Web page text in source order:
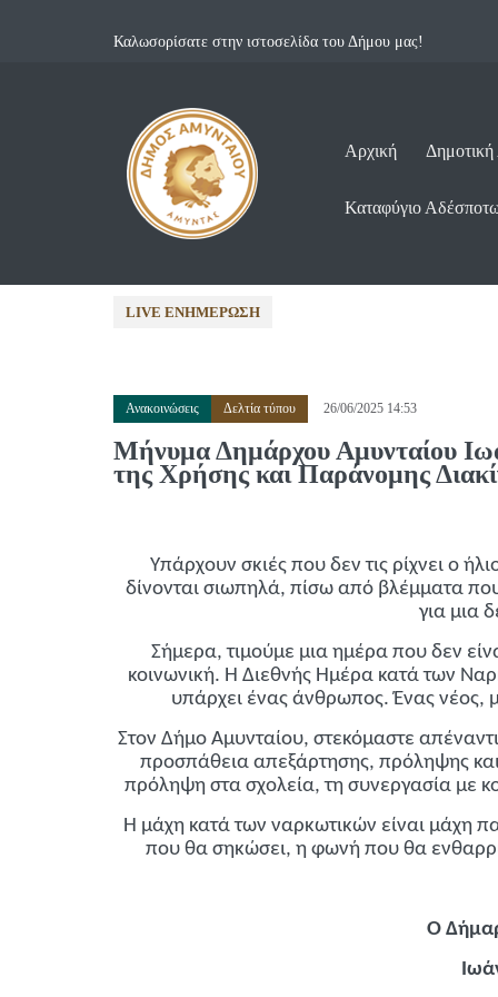
Καλωσορίσατε στην ιστοσελίδα του Δήμου μας!
Αρχική
Καταφύγιο
LIVE ΕΝΗΜΈΡΩΣΗ
Ανακοινώσεις Δελτία τύπου 26/06/2025 14:53
Μήνυμα Δημάρχου Αμυνταίου
της Χρήσης και Παράνομης
Υπάρχουν σκιές που δεν τις ρίχνει ο
δίνονται σιωπηλά, πίσω από βλέμματα
για μια
Σήμερα, τιμούμε μια ημέρα που δεν
κοινωνική. Η Διεθνής Ημέρα κατά των
υπάρχει ένας άνθρωπος. Ένας νέος,
Στον Δήμο Αμυνταίου, στεκόμαστε
προσπάθεια απεξάρτησης, πρόληψης
πρόληψη στα σχολεία, τη συνεργασία με
Η μάχη κατά των ναρκωτικών είναι μάχη
που θα σηκώσει, η φωνή που θα
Ο